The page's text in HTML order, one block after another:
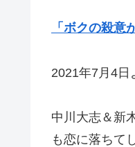
「ボクの殺意
2021年7月4日
中川大志＆新
も恋に落ちて